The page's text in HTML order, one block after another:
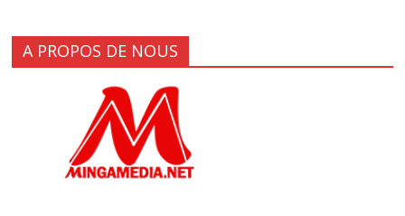
A PROPOS DE NOUS